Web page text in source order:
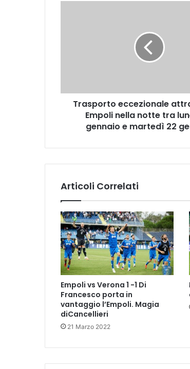
o
z
a
l
e
a
t
t
r
a
v
e
r
s
e
r
m
Trasporto eccezionale
Empoli nella notte tra
gennaio e martedì 22
Articoli Correlati
Empoli vs Verona 1 -1 Di
Francesco porta in
vantaggio l’Empoli. Magia
diCancellieri
21 Marzo 2022